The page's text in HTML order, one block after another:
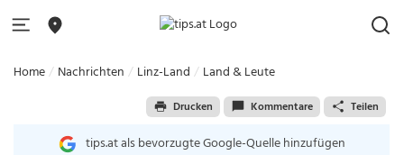
Home Nachrichten Linz-Land Land & Leute
Drucken Kommentare Teilen
tips.at als bevorzugte Google-Quelle hinzufügen